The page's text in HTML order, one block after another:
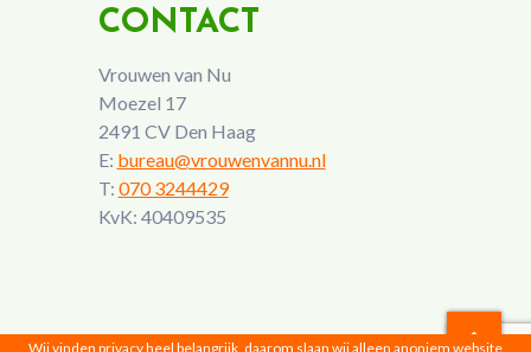
CONTACT
Vrouwen van Nu
Moezel 17
2491 CV Den Haag
E: bureau@vrouwenvannu.nl
T: 070 3244429
KvK: 40409535
Wij vinden privacy heel belangrijk, daarom slaan wij alleen anoniem website